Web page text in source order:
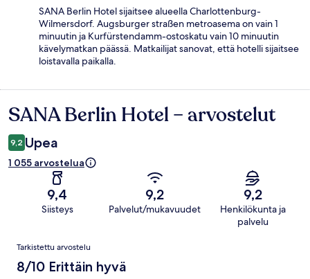
SANA Berlin Hotel sijaitsee alueella Charlottenburg-
Wilmersdorf. Augsburger straßen metroasema on vain 1
minuutin ja Kurfürstendamm-ostoskatu vain 10 minuutin
kävelymatkan päässä. Matkailijat sanovat, että hotelli sijaitsee
loistavalla paikalla.
Arvostelut
SANA Berlin Hotel – arvostelut
9,2 Upea
1 055 arvostelua
9,4
Siisteys
9,2
Palvelut/mukavuudet
9,2
Henkilökunta ja
palvelu
Arvostelut
Tarkistettu arvostelu
8/10 Erittäin hyvä